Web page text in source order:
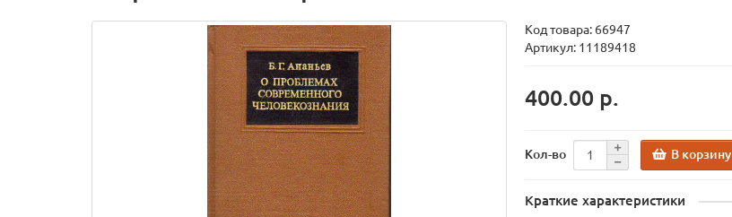
Код товара: 66947
Артикул: 11189418
400.00 р.
Кол-во В корзину
Краткие характеристики